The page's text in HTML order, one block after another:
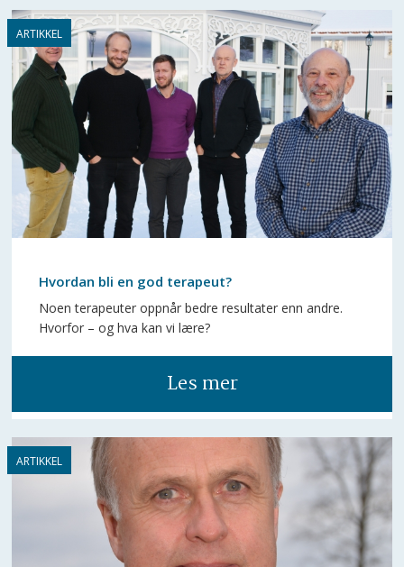
Hvordan bli en god terapeut?
Noen terapeuter oppnår bedre resultater enn andre.
Hvorfor – og hva kan vi lære?
Les mer